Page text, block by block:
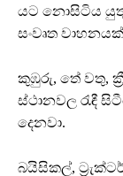
යට නොසිටිය
සංවෘත
කුඹුරු, තේ වතු,
ස්ථානවල රැඳී
දෙනවා.
බයිසිකල්,